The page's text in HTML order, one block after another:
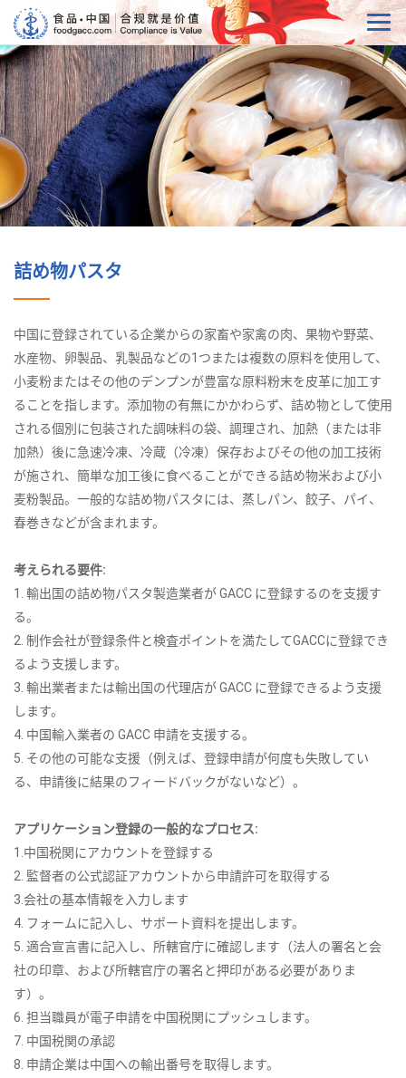
詰め物パスタ
中国に登録されている企業からの家畜や家禽の肉、果物や野菜、
水産物、卵製品、乳製品などの1つまたは複数の原料を使用して、
小麦粉またはその他のデンプンが豊富な原料粉末を皮革に加工す
ることを指します。添加物の有無にかかわらず、詰め物として使用
される個別に包装された調味料の袋、調理され、加熱（または非
加熱）後に急速冷凍、冷蔵（冷凍）保存およびその他の加工技術
が施され、簡単な加工後に食べることができる詰め物米および小
麦粉製品。一般的な詰め物パスタには、蒸しパン、餃子、パイ、
春巻きなどが含まれます。
考えられる要件:
1. 輸出国の詰め物パスタ製造業者が GACC に登録するのを支援す
る。
2. 制作会社が登録条件と検査ポイントを満たしてGACCに登録でき
るよう支援します。
3. 輸出業者または輸出国の代理店が GACC に登録できるよう支援
します。
4. 中国輸入業者の GACC 申請を支援する。
5. その他の可能な支援（例えば、登録申請が何度も失敗してい
る、申請後に結果のフィードバックがないなど）。
アプリケーション登録の一般的なプロセス:
1.中国税関にアカウントを登録する
2. 監督者の公式認証アカウントから申請許可を取得する
3.会社の基本情報を入力します
4. フォームに記入し、サポート資料を提出します。
5. 適合宣言書に記入し、所轄官庁に確認します（法人の署名と会
社の印章、および所轄官庁の署名と押印がある必要がありま
す）。
6. 担当職員が電子申請を中国税関にプッシュします。
7. 中国税関の承認
8. 申請企業は中国への輸出番号を取得します。